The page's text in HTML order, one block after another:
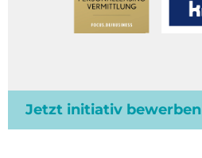
Jetzt initiativ bewerben